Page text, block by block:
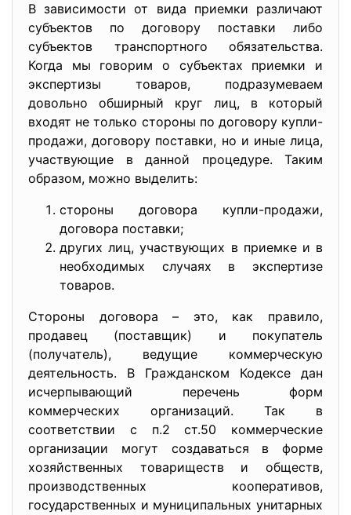
В зависимости от вида приемки различают
субъектов по договору поставки либо
субъектов транспортного обязательства.
Когда мы говорим о субъектах приемки и
экспертизы товаров, подразумеваем
довольно обширный круг лиц, в который
входят не только стороны по договору купли-
продажи, договору поставки, но и иные лица,
участвующие в данной процедуре. Таким
образом, можно выделить:
стороны договора купли-продажи,
договора поставки;
других лиц, участвующих в приемке и в
необходимых случаях в экспертизе
товаров.
Стороны договора – это, как правило,
продавец (поставщик) и покупатель
(получатель), ведущие коммерческую
деятельность. В Гражданском Кодексе дан
исчерпывающий перечень форм
коммерческих организаций. Так в
соответствии с п.2 ст.50 коммерческие
организации могут создаваться в форме
хозяйственных товариществ и обществ,
производственных кооперативов,
государственных и муниципальных унитарных